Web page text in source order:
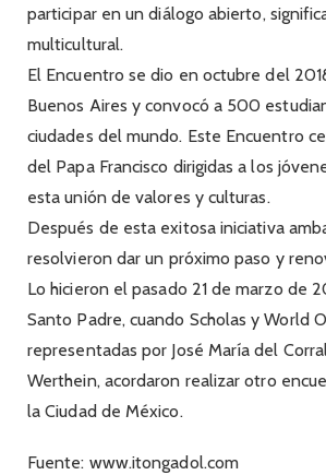
participar en un diálogo abierto,
multicultural.
El Encuentro se dio en octubre del
Buenos Aires y convocó a 500
ciudades del mundo. Este Encuentro
del Papa Francisco dirigidas a los
esta unión de valores y culturas.
Después de esta exitosa iniciativa
resolvieron dar un próximo paso y
Lo hicieron el pasado 21 de marzo de
Santo Padre, cuando Scholas y World
representadas por José María del
Werthein, acordaron realizar otro
la Ciudad de México.
Fuente: www.itongadol.com